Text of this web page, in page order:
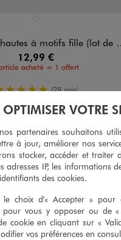
à motifs fille (lot de 5) - Hello Kitty
12,99 €
acheté = 1 offert
5/5 de moyenne
(28 avis)
OPTIMISER VOTRE
partenaires souhaitons
à jour, améliorer nos
stocker, accéder et traiter
adresses IP, les informations
des cookies.
le choix d'« Accepter »
pour vous y opposer ou de «
cookie en cliquant sur «
vos préférences en